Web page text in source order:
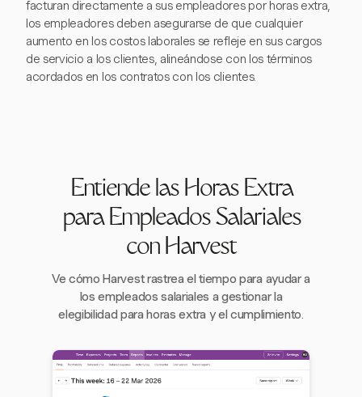
facturan directamente a sus empleadores por horas extra,
los empleadores deben asegurarse de que cualquier
aumento en los costos laborales se refleje en sus cargos
de servicio a los clientes, alineándose con los términos
acordados en los contratos con los clientes.
Entiende las Horas Extra
para Empleados Salariales
con Harvest
Ve cómo Harvest rastrea el tiempo para ayudar a
los empleados salariales a gestionar la
elegibilidad para horas extra y el cumplimiento.